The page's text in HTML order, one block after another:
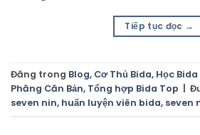
Tiếp tục đọc →
Đăng trong Blog, Cơ Thủ Bida, Học
Phăng Căn Bản, Tổng hợp Bida Top
seven nin, huấn luyện viên bida, seven